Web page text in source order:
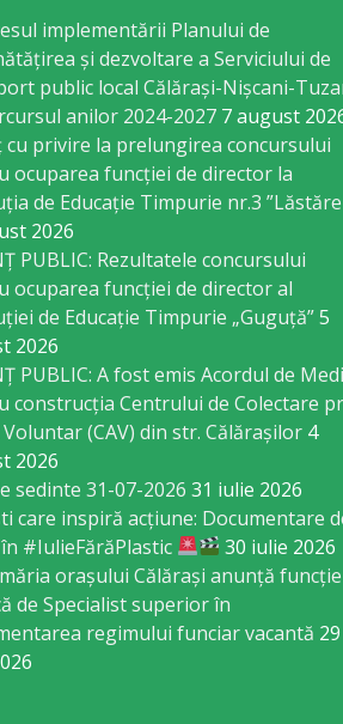
implementării Planului de
și dezvoltare a Serviciului de
public local Călărași-Nișcani-
anilor 2024-2027 7 august
cu privire la prelungirea concursului
ocuparea funcţiei de director la
de Educație Timpurie nr.3
2026
PUBLIC: Rezultatele concursului
ocuparea funcției de director al
de Educație Timpurie „Guguță”5
2026
PUBLIC: A fost emis Acordul de
construcția Centrului de Colectare
(CAV) din str. Călărașilor 4
2026
sedinte 31-07-2026 31 iulie 2026
care inspiră acțiune: Documentare
#IulieFărăPlastic
30 iulie 2026
orașului Călărași anunță funcție
de Specialist superior în
regimului funciar vacantă 29